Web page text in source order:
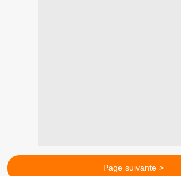
Page suivante >